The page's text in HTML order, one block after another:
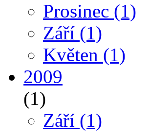
Prosinec (1)
Září (1)
Květen (1)
2009
(1)
Září (1)